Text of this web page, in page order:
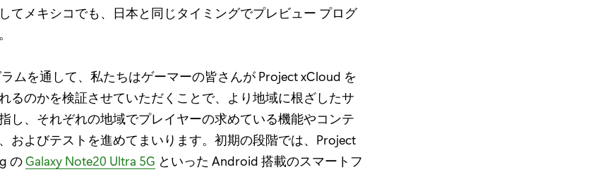
てメキシコでも、日本と同じタイミングでプレビュー プログ
ムを通して、私たちはゲーマーの皆さんが Project xCloud を
るのかを検証させていただくことで、より地域に根ざしたサ
し、それぞれの地域でプレイヤーの求めている機能やコンテ
およびテストを進めてまいります。初期の段階では、Project
のGalaxy Note20 Ultra 5G といった Android 搭載のスマートフ